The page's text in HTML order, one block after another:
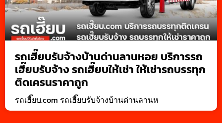
รถเฮี๊ยบรับจ้างบ้านด่านลานหอย บริการรถ
เฮี๊ยบรับจ้าง รถเฮี๊ยบให้เช่า ให้เช่ารถบรรทุก
ติดเครนราคาถูก
รถเฮี๊ยบ.com รถเฮี๊ยบรับจ้างบ้านด่านลานห